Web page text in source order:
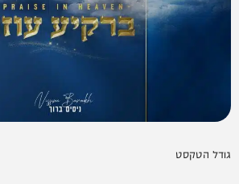
גודל הטקסט